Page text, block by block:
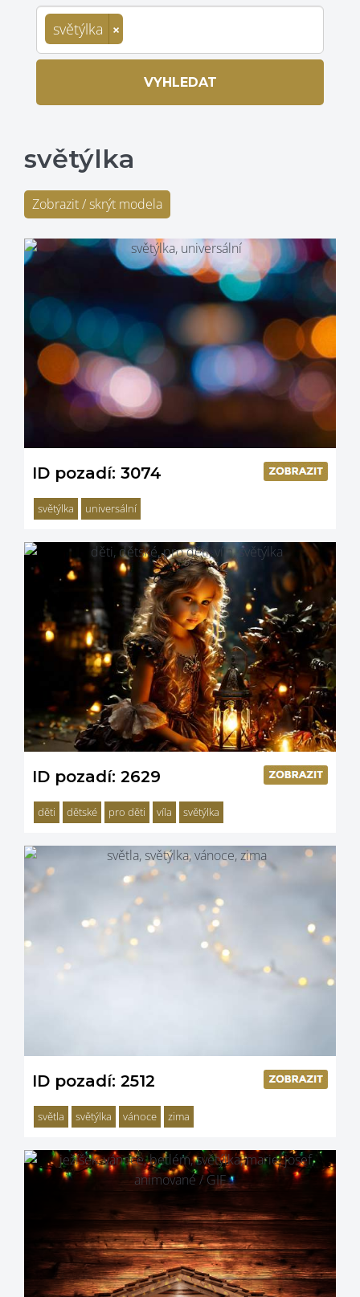
světýlka ×
VYHLEDAT
světýlka
Zobrazit / skrýt modela
ID pozadí: 3074
světýlka universální
ID pozadí: 2629
děti dětské pro děti víla světýlka
ID pozadí: 2512
světla světýlka vánoce zima